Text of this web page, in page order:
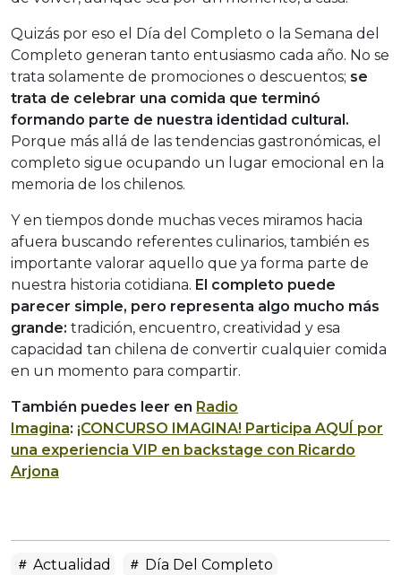
Quizás por eso el Día del Completo o la Semana del
Completo generan tanto entusiasmo cada año. No se
trata solamente de promociones o descuentos; se
trata de celebrar una comida que terminó
formando parte de nuestra identidad cultural.
Porque más allá de las tendencias gastronómicas, el
completo sigue ocupando un lugar emocional en la
memoria de los chilenos.
Y en tiempos donde muchas veces miramos hacia
afuera buscando referentes culinarios, también es
importante valorar aquello que ya forma parte de
nuestra historia cotidiana. El completo puede
parecer simple, pero representa algo mucho más
grande: tradición, encuentro, creatividad y esa
capacidad tan chilena de convertir cualquier comida
en un momento para compartir.
También puedes leer en Radio
Imagina: ¡CONCURSO IMAGINA! Participa AQUÍ por
una experiencia VIP en backstage con Ricardo
Arjona
Actualidad Día Del Completo